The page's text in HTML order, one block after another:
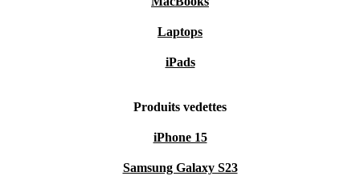
Laptops
iPads
Produits vedettes
iPhone 15
Samsung Galaxy S23